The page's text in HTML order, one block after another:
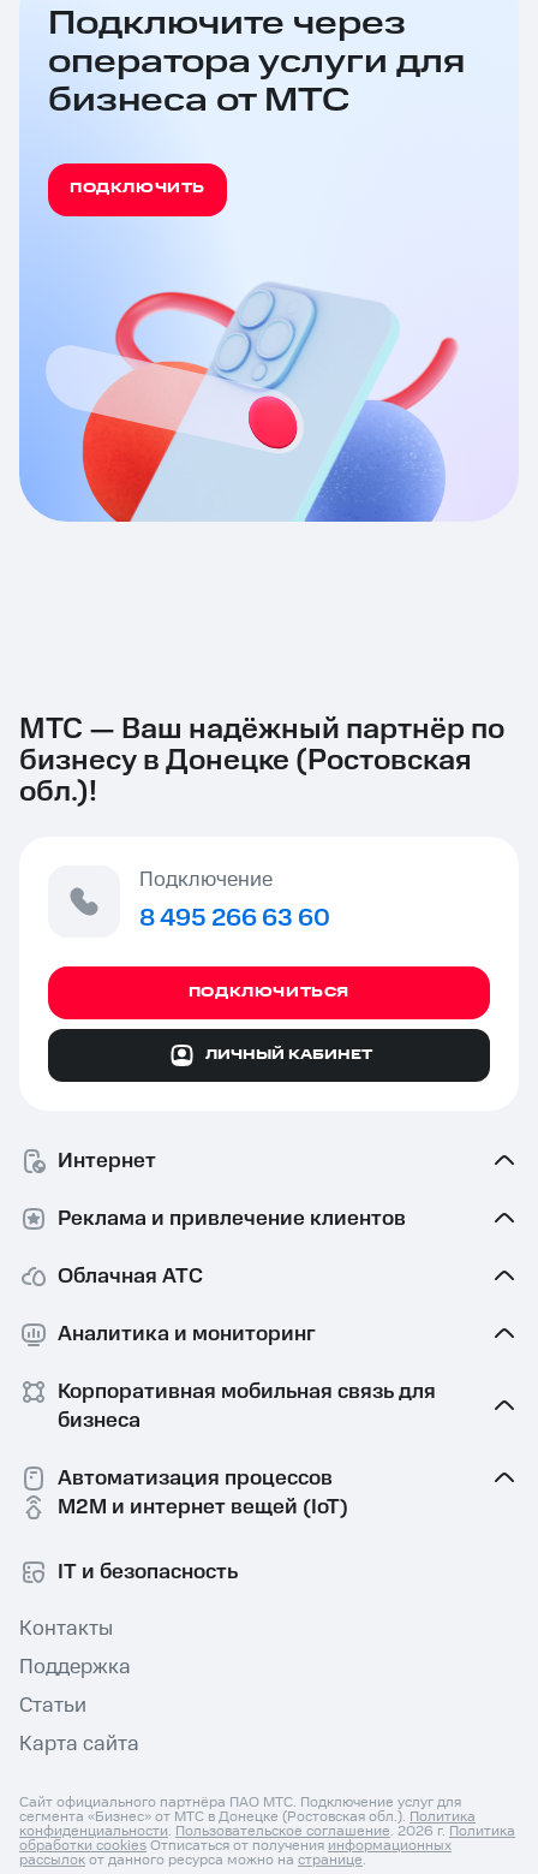
Подключите через
оператора услуги для
бизнеса от МТС
ПОДКЛЮЧИТЬ
МТС — Ваш надёжный партнёр по
бизнесу в Донецке (Ростовская
обл.)!
Подключение
8 495 266 63 60
ПОДКЛЮЧИТЬСЯ
ЛИЧНЫЙ КАБИНЕТ
Интернет
Реклама и привлечение клиентов
Облачная АТС
Аналитика и мониторинг
Корпоративная мобильная связь⁠ для
бизнеса
Автоматизация процессов
M2M и интернет вещей (IoT)
IT и безопасность
Контакты
Поддержка
Статьи
Карта сайта
Сайт официального партнёра ПАО МТС. Подключение услуг для
сегмента «Бизнес» от МТС в Донецке (Ростовская обл.). Политика
конфиденциальности. Пользовательское соглашение. 2026 г. Политика
обработки cookies Отписаться от получения информационных
рассылок от данного ресурса можно на странице.